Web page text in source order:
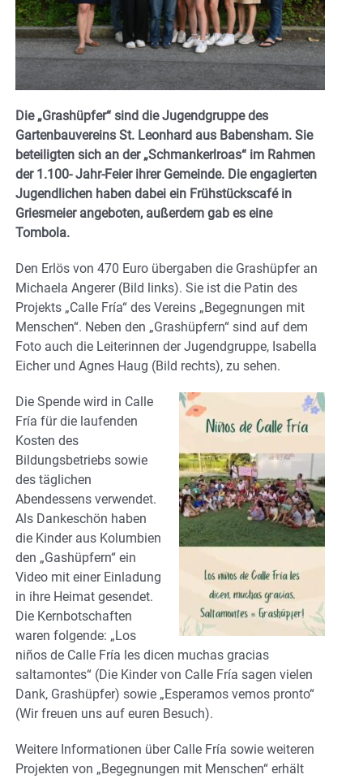
Die „Grashüpfer“ sind die Jugendgruppe des
Gartenbauvereins St. Leonhard aus Babensham. Sie
beteiligten sich an der „Schmankerlroas“ im Rahmen
der 1.100- Jahr-Feier ihrer Gemeinde. Die engagierten
Jugendlichen haben dabei ein Frühstückscafé in
Griesmeier angeboten, außerdem gab es eine
Tombola.
Den Erlös von 470 Euro übergaben die Grashüpfer an
Michaela Angerer (Bild links). Sie ist die Patin des
Projekts „Calle Fría“ des Vereins „Begegnungen mit
Menschen“. Neben den „Grashüpfern“ sind auf dem
Foto auch die Leiterinnen der Jugendgruppe, Isabella
Eicher und Agnes Haug (Bild rechts), zu sehen.
Die Spende wird in Calle
Fría für die laufenden
Kosten des
Bildungsbetriebs sowie
des täglichen
Abendessens verwendet.
Als Dankeschön haben
die Kinder aus Kolumbien
den „Gashüpfern“ ein
Video mit einer Einladung
in ihre Heimat gesendet.
Die Kernbotschaften
waren folgende: „Los
niños de Calle Fría les dicen muchas gracias
saltamontes“ (Die Kinder von Calle Fría sagen vielen
Dank, Grashüpfer) sowie „Esperamos vemos pronto“
(Wir freuen uns auf euren Besuch).
Weitere Informationen über Calle Fría sowie weiteren
Projekten von „Begegnungen mit Menschen“ erhält